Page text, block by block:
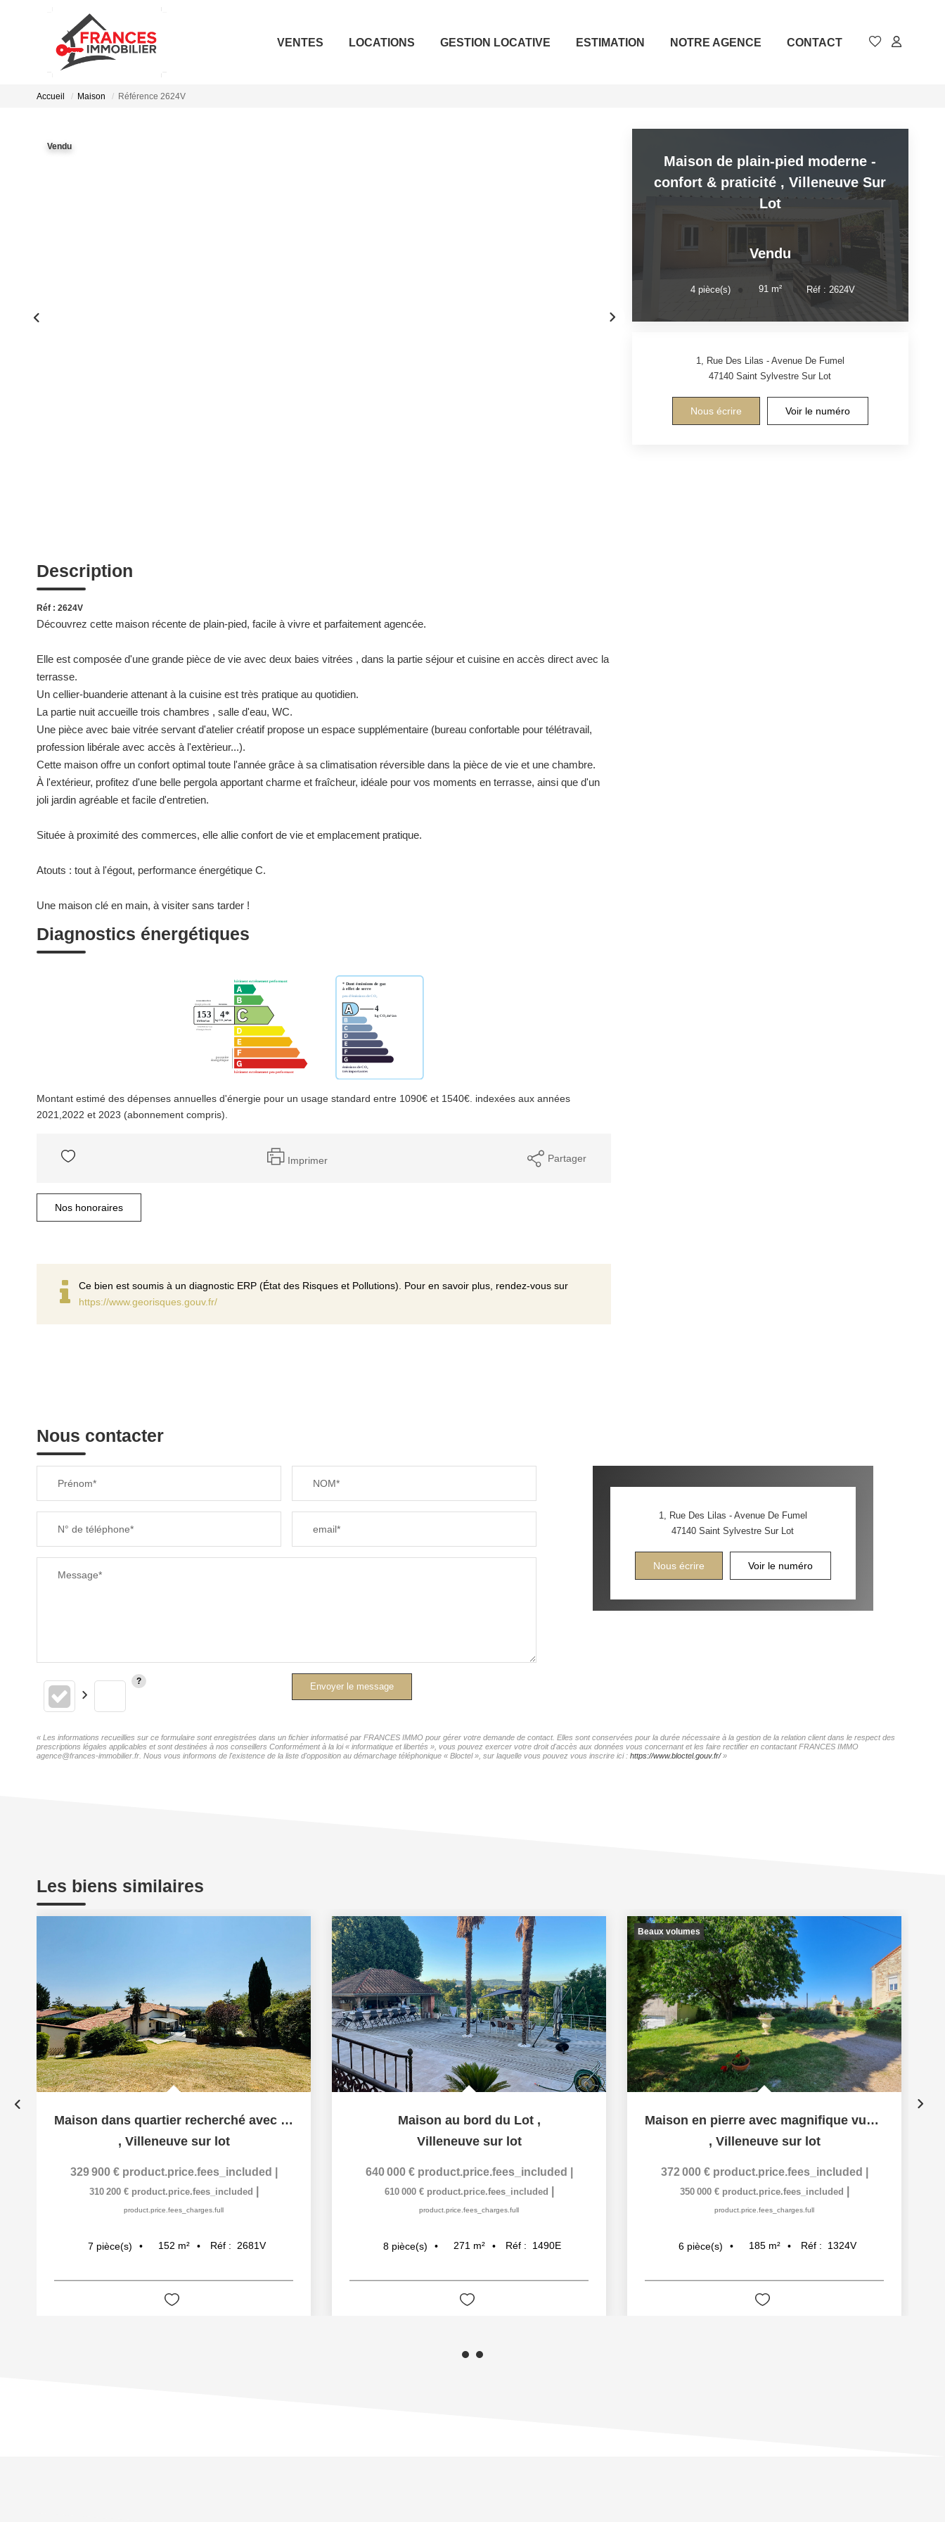
VENTES LOCATIONS GESTION LOCATIVE ESTIMATION NOTRE AGENCE CONTACT
Accueil Maison Référence 2624V
Vendu
Description
Réf : 2624V
Découvrez cette maison récente de plain-pied, facile à vivre et parfaitement agencée.
Elle est composée d'une grande pièce de vie avec deux baies vitrées , dans la partie séjour et cuisine en accès direct avec la
terrasse.
Un cellier-buanderie attenant à la cuisine est très pratique au quotidien.
La partie nuit accueille trois chambres , salle d'eau, WC.
Une pièce avec baie vitrée servant d'atelier créatif propose un espace supplémentaire (bureau confortable pour télétravail,
profession libérale avec accès à l'extèrieur...).
Cette maison offre un confort optimal toute l'année grâce à sa climatisation réversible dans la pièce de vie et une chambre.
À l'extérieur, profitez d'une belle pergola apportant charme et fraîcheur, idéale pour vos moments en terrasse, ainsi que d'un
joli jardin agréable et facile d'entretien.
Située à proximité des commerces, elle allie confort de vie et emplacement pratique.
Atouts : tout à l'égout, performance énergétique C.
Une maison clé en main, à visiter sans tarder !
Diagnostics énergétiques
Montant estimé des dépenses annuelles d'énergie pour un usage standard entre 1090€ et 1540€. indexées aux années
2021,2022 et 2023 (abonnement compris).
Imprimer Partager
Nos honoraires
Ce bien est soumis à un diagnostic ERP (État des Risques et Pollutions). Pour en savoir plus, rendez-vous sur
https://www.georisques.gouv.fr/
Maison de plain-pied moderne -
confort & praticité ,Villeneuve Sur
Lot
Vendu
4pièce(s) 91 m² Réf : 2624V
1, Rue Des Lilas - Avenue De Fumel
47140Saint Sylvestre Sur Lot
Nous écrire Voir le numéro
Nous contacter
Prénom* NOM*
N° de téléphone* email*
Message*
Envoyer le message
1, Rue Des Lilas - Avenue De Fumel
47140Saint Sylvestre Sur Lot
Nous écrire Voir le numéro
« Les informations recueillies sur ce formulaire sont enregistrées dans un fichier informatisé par FRANCES IMMO pour gérer votre demande de contact. Elles sont conservées pour la durée nécessaire à la gestion de la relation client dans le respect des
prescriptions légales applicables et sont destinées à nos conseillers Conformément à la loi « informatique et libertés », vous pouvez exercer votre droit d'accès aux données vous concernant et les faire rectifier en contactant FRANCES IMMO
agence@frances-immobilier.fr. Nous vous informons de l'existence de la liste d'opposition au démarchage téléphonique « Bloctel », sur laquelle vous pouvez vous inscrire ici : https://www.bloctel.gouv.fr/»
Les biens similaires
Maison dans quartier recherché avec beaux volumes et piscine
, Villeneuve sur lot
329 900 € product.price.fees_included
310 200 € product.price.fees_included
product.price.fees_charges.full
7 pièce(s) 152 m² Réf : 2681V
Maison au bord du Lot ,
Villeneuve sur lot
640 000 € product.price.fees_included
610 000 € product.price.fees_included
product.price.fees_charges.full
8 pièce(s) 271 m² Réf : 1490E
Beaux volumes
Maison en pierre avec magnifique vue sur la campagne
, Villeneuve sur lot
372 000 € product.price.fees_included
350 000 € product.price.fees_included
product.price.fees_charges.full
6 pièce(s) 185 m² Réf : 1324V